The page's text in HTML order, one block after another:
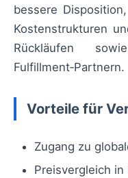
bessere
Kostenstrukturen
Rückläufen
Fulfillment‑Partnern.
Vorteile für
Zugang zu
Preisvergleich in